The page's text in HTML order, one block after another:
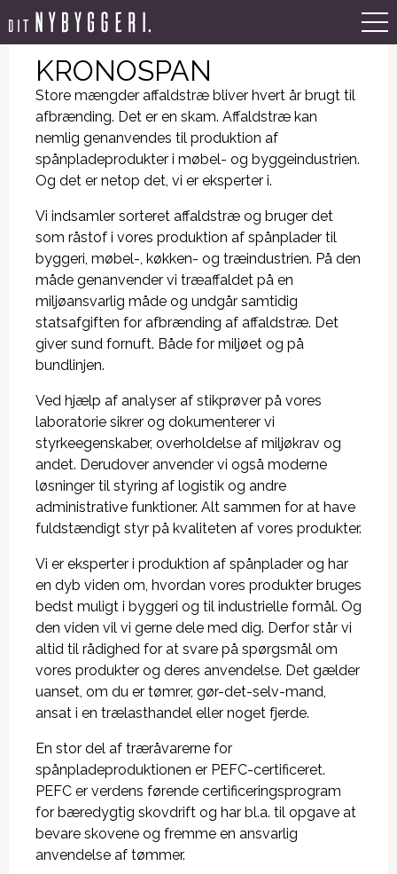
KRONOSPAN
Store mængder affaldstræ bliver hvert år brugt til
afbrænding. Det er en skam. Affaldstræ kan
nemlig genanvendes til produktion af
spånpladeprodukter i møbel- og byggeindustrien.
Og det er netop det, vi er eksperter i.
Vi indsamler sorteret affaldstræ og bruger det
som råstof i vores produktion af spånplader til
byggeri, møbel-, køkken- og træindustrien. På den
måde genanvender vi træaffaldet på en
miljøansvarlig måde og undgår samtidig
statsafgiften for afbrænding af affaldstræ. Det
giver sund fornuft. Både for miljøet og på
bundlinjen.
Ved hjælp af analyser af stikprøver på vores
laboratorie sikrer og dokumenterer vi
styrkeegenskaber, overholdelse af miljøkrav og
andet. Derudover anvender vi også moderne
løsninger til styring af logistik og andre
administrative funktioner. Alt sammen for at have
fuldstændigt styr på kvaliteten af vores produkter.
Vi er eksperter i produktion af spånplader og har
en dyb viden om, hvordan vores produkter bruges
bedst muligt i byggeri og til industrielle formål. Og
den viden vil vi gerne dele med dig. Derfor står vi
altid til rådighed for at svare på spørgsmål om
vores produkter og deres anvendelse. Det gælder
uanset, om du er tømrer, gør-det-selv-mand,
ansat i en trælasthandel eller noget fjerde.
En stor del af træråvarerne for
spånpladeproduktionen er PEFC-certificeret.
PEFC er verdens førende certificeringsprogram
for bæredygtig skovdrift og har bl.a. til opgave at
bevare skovene og fremme en ansvarlig
anvendelse af tømmer.